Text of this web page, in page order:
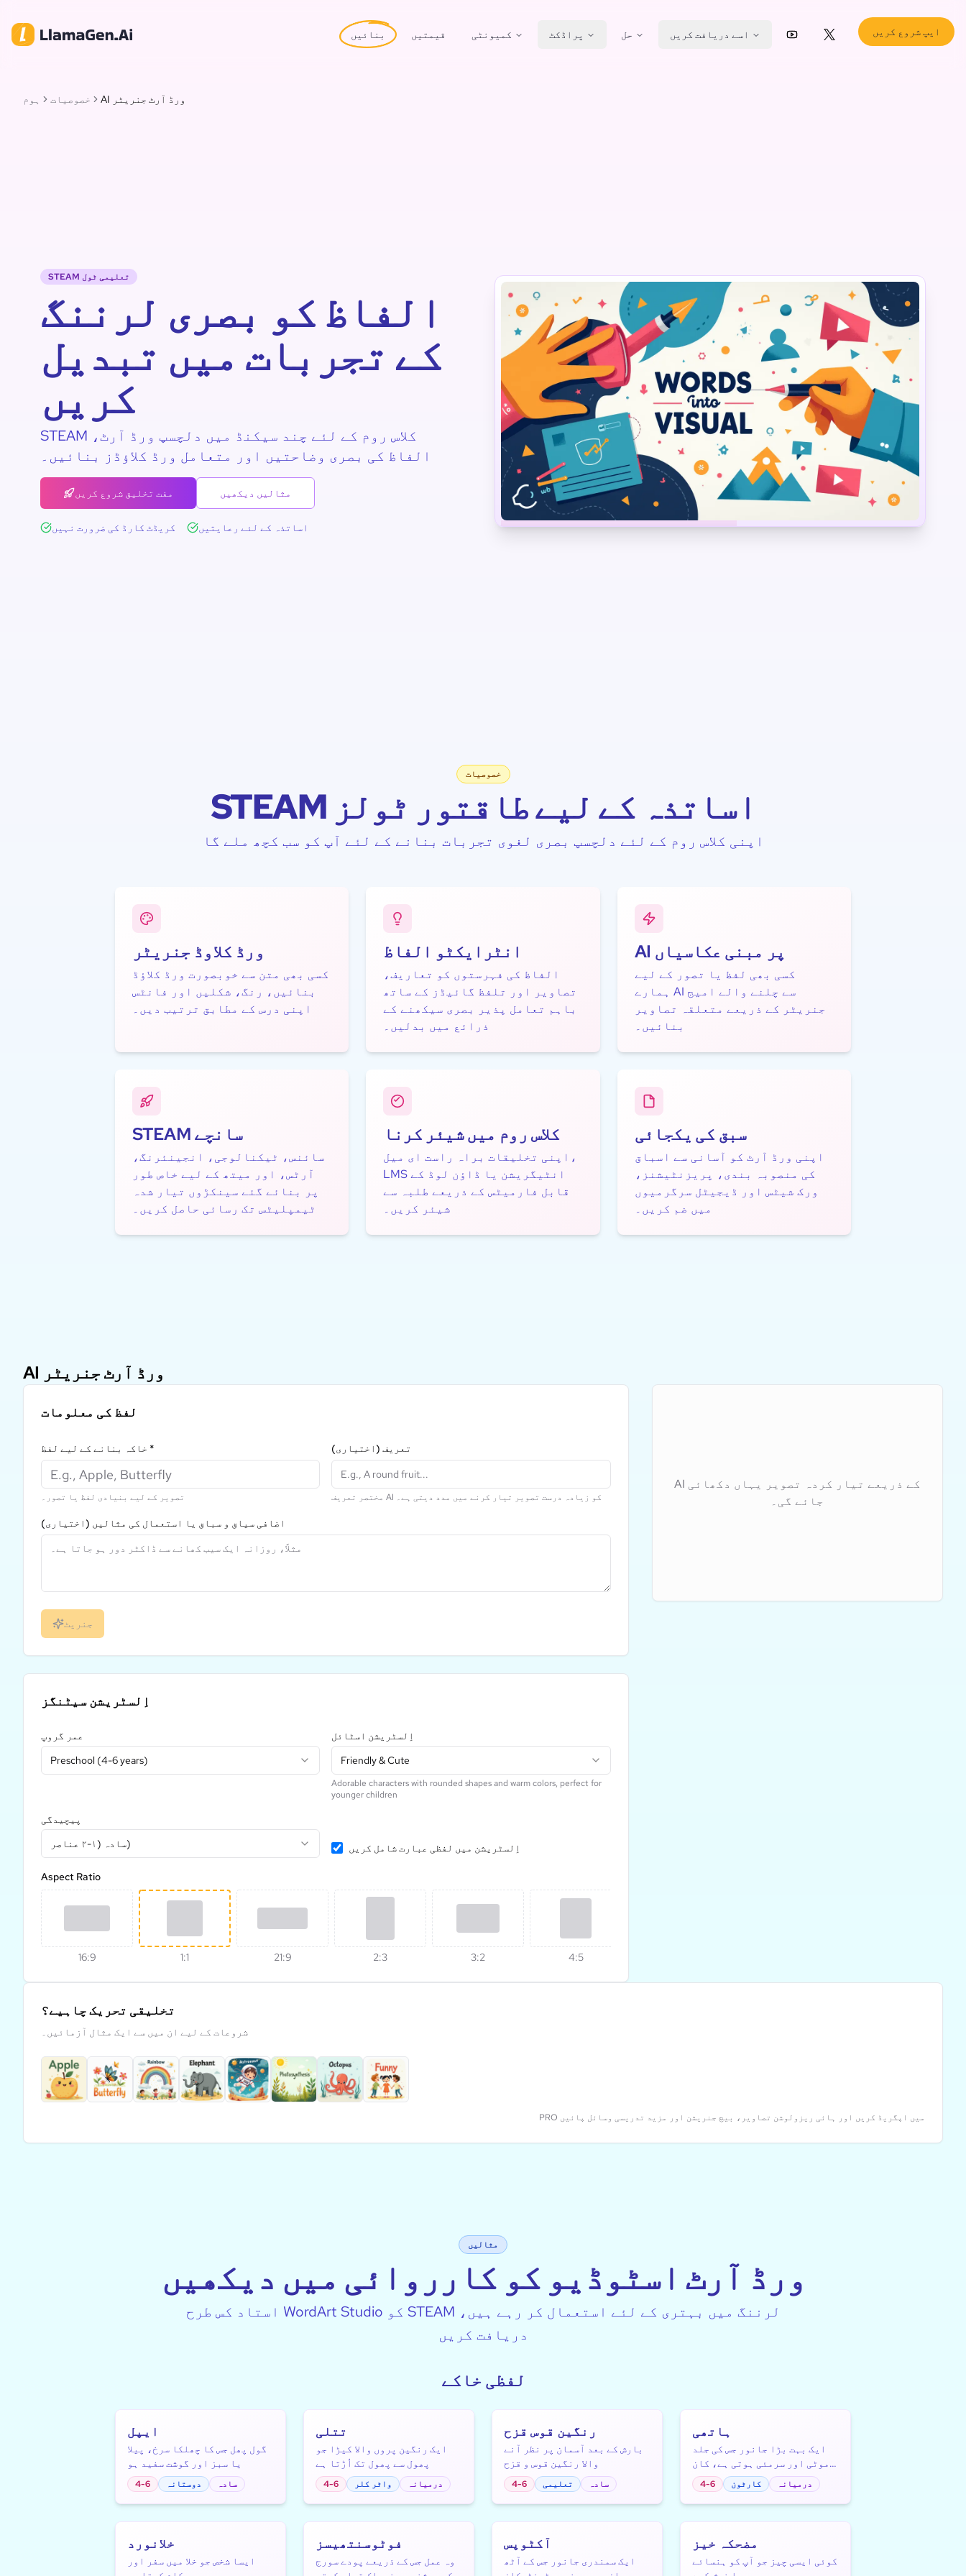
بنائیں قیمتیں کمیونٹی پراڈکٹ حل اسے دریافت کریں YouTubeX (Twitter)
ایپ شروع کریں
ہوم خصوصیات AI ورڈ آرٹ جنریٹر
STEAM تعلیمی ٹول
الفاظ کو بصری لرننگ
کے تجربات میں تبدیل
کریں
STEAM کلاس روم کے لئے چند سیکنڈ میں دلچسپ ورڈ آرٹ،
الفاظ کی بصری وضاحتیں اور متعامل ورڈ کلاؤڈز بنائیں۔
مفت تخلیق شروع کریں مثالیں دیکھیں
کریڈٹ کارڈ کی ضرورت نہیں اساتذہ کے لئے رعایتیں
خصوصیات
STEAM اساتذہ کے لیے طاقتور ٹولز
اپنی کلاس روم کے لئے دلچسپ بصری لغوی تجربات بنانے کے لئے آپ کو سب کچھ ملے گا
ورڈ کلاوڈ جنریٹر
کسی بھی متن سے خوبصورت ورڈ کلاؤڈ
بنائیں، رنگ، شکلیں اور فانٹس
اپنی درس کے مطابق ترتیب دیں۔
انٹرایکٹو الفاظ
الفاظ کی فہرستوں کو تعاريف،
تصاویر اور تلفظ گائیڈز کے ساتھ
باہم تعامل پذیر بصری سیکھنے کے
ذرائع میں بدلیں۔
AI پر مبنی عکاسیاں
کسی بھی لفظ یا تصور کے لیے
ہمارے AI سے چلنے والے امیج
جنریٹر کے ذریعے متعلقہ تصاویر
بنائیں۔
STEAM سانچے
سائنس، ٹیکنالوجی، انجینئرنگ،
آرٹس، اور میتھ کے لیے خاص طور
پر بنائے گئے سینکڑوں تیار شدہ
ٹیمپلیٹس تک رسائی حاصل کریں۔
کلاس روم میں شیئر کرنا
اپنی تخلیقات براہ راست ای میل،
LMS انٹیگریشن یا ڈاؤن لوڈ کے
قابل فارمیٹس کے ذریعے طلبہ سے
شیئر کریں۔
سبق کی یکجائی
اپنی ورڈ آرٹ کو آسانی سے اسباق
کی منصوبہ بندی، پریزنٹیشنز،
ورک شیٹس اور ڈیجیٹل سرگرمیوں
میں ضم کریں۔
AI ورڈ آرٹ جنریٹر
لفظ کی معلومات
خاکہ بنانے کے لیے لفظ *
تصویر کے لیے بنیادی لفظ یا تصور۔
تعریف (اختیاری)
مختصر تعریف AI کو زیادہ درست تصویر تیار کرنے میں مدد دیتی ہے۔
اضافی سیاق و سباق یا استعمال کی مثالیں (اختیاری)
جنریٹ
اِلسٹریشن سیٹنگز
عمر گروپ
Preschool (4-6 years)
اِلسٹریشن اسٹائل
Friendly & Cute
Adorable characters with rounded shapes and warm colors, perfect for
younger children
پیچیدگی
سادہ (۱-۲ عناصر)
اِلسٹریشن میں لفظی عبارت شامل کریں
Aspect Ratio
16:9 1:1 21:9 2:3 3:2 4:5
AI کے ذریعے تیار کردہ تصویر یہاں دکھائی
جائے گی۔
تخلیقی تحریک چاہیے؟
شروعات کے لیے ان میں سے ایک مثال آزمائیں۔
PRO میں اپگریڈ کریں اور ہائی ریزولوشن تصاویر، بیچ جنریشن اور مزید تدریسی وسائل پائیں
مثالیں
ورڈ آرٹ اسٹوڈیو کو کارروائی میں دیکھیں
استاد کس طرح WordArt Studio کو STEAM لرننگ میں بہتری کے لئے استعمال کر رہے ہیں،
دریافت کریں
لفظی خاکے
ایپل
گول پھل جس کا چھلکا سرخ، پیلا
یا سبز اور گوشت سفید ہو
4-6 دوستانہ سادہ
تتلی
ایک رنگین پروں والا کیڑا جو
پھول سے پھول تک اُڑتا ہے
4-6 واٹر کلر درمیانہ
رنگین قوس قزح
بارش کے بعد آسمان پر نظر آنے
والا رنگین قوس و قزح
4-6 تعلیمی سادہ
ہاتھی
ایک بہت بڑا جانور جس کی جلد
موٹی اور سرمئی ہوتی ہے، کان
بڑے اور سونڈ لمبی ہوتی ہے
4-6 کارٹون درمیانہ
خلانورد
ایسا شخص جو خلا میں سفر اور
فوٹوسنتھیسز
وہ عمل جس کے ذریعے پودے سورج
آکٹوپس
ایک سمندری جانور جس کے آٹھ
مضحکہ خیز
کوئی ایسی چیز جو آپ کو ہنسائے